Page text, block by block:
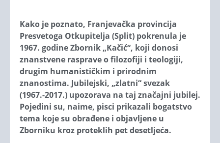
Kako je poznato, Franjevačka provincija
Presvetoga Otkupitelja (Split) pokrenula je
1967. godine Zbornik „Kačić“, koji donosi
znanstvene rasprave o filozofiji i teologiji,
drugim humanističkim i prirodnim
znanostima. Jubilejski, „zlatni“ svezak
(1967.-2017.) upozorava na taj značajni jubilej.
Pojedini su, naime, pisci prikazali bogatstvo
tema koje su obrađene i objavljene u
Zborniku kroz proteklih pet desetljeća.